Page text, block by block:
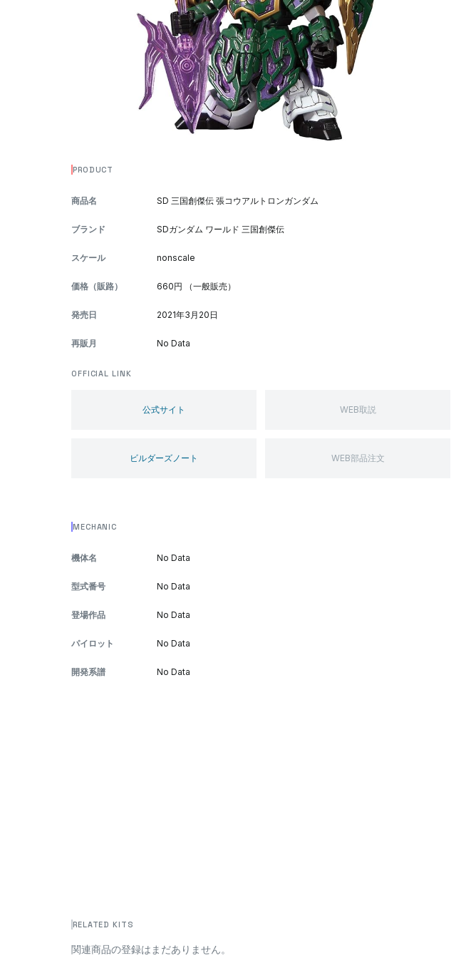
PRODUCT
商品名 SD 三国創傑伝 張コウアルトロンガンダム
ブランド SDガンダム ワールド 三国創傑伝
スケール nonscale
価格（販路） 660円 （一般販売）
発売日 2021年3月20日
再販月 No Data
OFFICIAL LINK
公式サイト WEB取説
ビルダーズノート WEB部品注文
MECHANIC
機体名 No Data
型式番号 No Data
登場作品 No Data
パイロット No Data
開発系譜 No Data
RELATED KITS
関連商品の登録はまだありません。